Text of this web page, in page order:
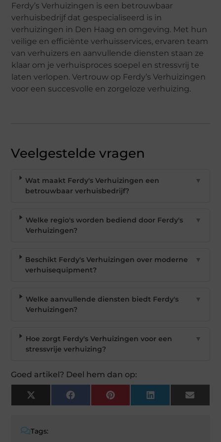
Ferdy’s Verhuizingen is een betrouwbaar
verhuisbedrijf dat gespecialiseerd is in
verhuizingen in Den Haag en omgeving. Met hun
veilige en efficiënte verhuisservices, ervaren team
van verhuizers en aanvullende diensten staan ze
klaar om je verhuisproces soepel en stressvrij te
laten verlopen. Vertrouw op Ferdy’s Verhuizingen
voor een succesvolle en zorgeloze verhuizing.
Veelgestelde vragen
Wat maakt Ferdy's Verhuizingen een
betrouwbaar verhuisbedrijf?
▼
Welke regio's worden bediend door Ferdy's
Verhuizingen?
▼
Beschikt Ferdy's Verhuizingen over moderne
verhuisequipment?
▼
Welke aanvullende diensten biedt Ferdy's
Verhuizingen?
▼
Hoe zorgt Ferdy's Verhuizingen voor een
stressvrije verhuizing?
▼
Goed artikel? Deel hem dan op:
X
(Twitter)
Facebook Pinterest LinkedIn Email
Tags: